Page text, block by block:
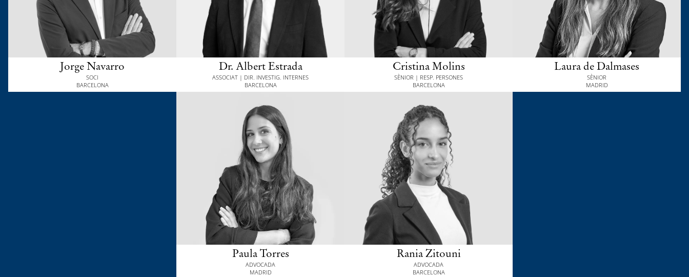
Jorge Navarro
SOCI
BARCELONA
Dr. Albert Estrada
ASSOCIAT | DIR. INVESTIG. INTERNES
BARCELONA
Cristina Molins
SÈNIOR | RESP. PERSONES
BARCELONA
Laura de Dalmases
SÈNIOR
MADRID
Paula Torres
ADVOCADA
MADRID
Rania Zitouni
ADVOCADA
BARCELONA